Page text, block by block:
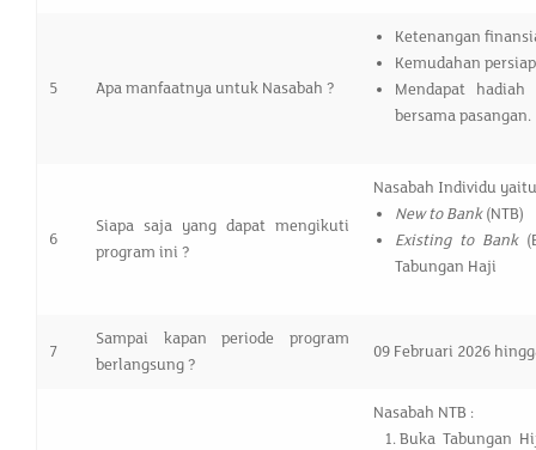
5 Apa manfaatnya untuk Nasabah ?
Ketenangan
Kemudahan
Mendapat
bersama pasangan.
6
Siapa saja yang dapat mengikuti
program ini ?
Nasabah Individu
New to Bank(NTB)
Existing to Bank
Tabungan Haji
7
Sampai kapan periode program
berlangsung ?
09 Februari 2026
Nasabah NTB :
Buka Tabungan